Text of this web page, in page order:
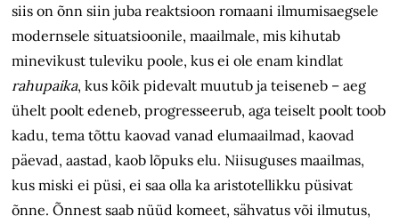
siis on õnn siin juba reaktsioon romaani ilmumisaegsele
modernsele situatsioonile, maailmale, mis kihutab
minevikust tuleviku poole, kus ei ole enam kindlat
rahupaika, kus kõik pidevalt muutub ja teiseneb – aeg
ühelt poolt edeneb, progresseerub, aga teiselt poolt toob
kadu, tema tõttu kaovad vanad elumaailmad, kaovad
päevad, aastad, kaob lõpuks elu. Niisuguses maailmas,
kus miski ei püsi, ei saa olla ka aristotellikku püsivat
õnne. Õnnest saab nüüd komeet, sähvatus või ilmutus,